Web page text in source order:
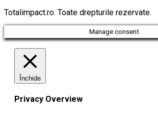
Totalimpact.ro. Toate drepturile rezervate.
Manage consent
Închide
Privacy Overview